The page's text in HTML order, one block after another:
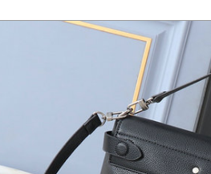
上一张